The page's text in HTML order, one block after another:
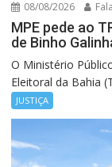
08/08/2026
MPE pede ao
de Binho
O Ministério
Eleitoral da Bahia
JUSTIÇA